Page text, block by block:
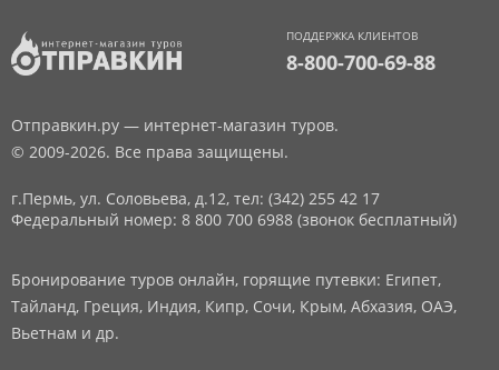
ПОДДЕРЖКА КЛИЕНТОВ
8-800-700-69-88
Отправкин.ру — интернет-магазин туров.
© 2009-2026. Все права защищены.
г.Пермь, ул. Соловьева, д.12, тел: (342) 255 42 17
Федеральный номер: 8 800 700 6988 (звонок бесплатный)
Бронирование туров онлайн, горящие путевки: Египет,
Тайланд, Греция, Индия, Кипр, Сочи, Крым, Абхазия, ОАЭ,
Вьетнам и др.